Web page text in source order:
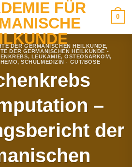
0
DER GERMANISCHEN HEILKUNDE,
DER GERMANISCHEN HEILKUNDE -
, LEUKÄMIE,OSTEOSARKOM,
,SCHULMEDIZIN - GUT/BÖSE
–
der